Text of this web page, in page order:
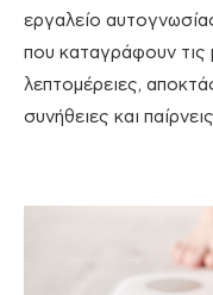
εργαλείο
που καταγράφουν τις
λεπτομέρειες,
συνήθειες και